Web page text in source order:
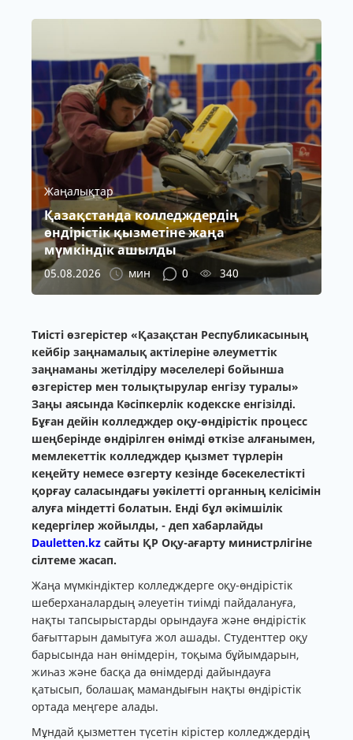
Жаңалықтар
Қазақстанда колледждердің
өндірістік қызметіне жаңа
мүмкіндік ашылды
05.08.2026 мин 0 340
Тиісті өзгерістер «Қазақстан Республикасының
кейбір заңнамалық актілеріне әлеуметтік
заңнаманы жетілдіру мәселелері бойынша
өзгерістер мен толықтырулар енгізу туралы»
Заңы аясында Кәсіпкерлік кодекске енгізілді.
Бұған дейін колледждер оқу-өндірістік процесс
шеңберінде өндірілген өнімді өткізе алғанымен,
мемлекеттік колледждер қызмет түрлерін
кеңейту немесе өзгерту кезінде бәсекелестікті
қорғау саласындағы уәкілетті органның келісімін
алуға міндетті болатын. Енді бұл әкімшілік
кедергілер жойылды, - деп хабарлайды
Dauletten.kz сайты ҚР Оқу-ағарту министрлігіне
сілтеме жасап.
Жаңа мүмкіндіктер колледждерге оқу-өндірістік
шеберханалардың әлеуетін тиімді пайдалануға,
нақты тапсырыстарды орындауға және өндірістік
бағыттарын дамытуға жол ашады. Студенттер оқу
барысында нан өнімдерін, тоқыма бұйымдарын,
жиһаз және басқа да өнімдерді дайындауға
қатысып, болашақ мамандығын нақты өндірістік
ортада меңгере алады.
Мұндай қызметтен түсетін кірістер колледждердің